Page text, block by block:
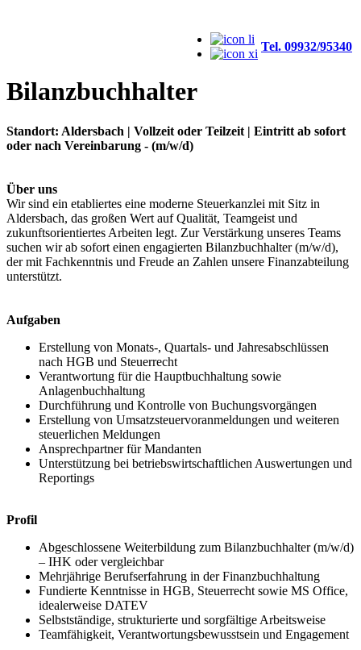
Tel. 09932/95340
Bilanzbuchhalter
Standort: Aldersbach | Vollzeit oder Teilzeit | Eintritt ab sofort
oder nach Vereinbarung - (m/w/d)
Über uns
Wir sind ein etabliertes eine moderne Steuerkanzlei mit Sitz in
Aldersbach, das großen Wert auf Qualität, Teamgeist und
zukunftsorientiertes Arbeiten legt. Zur Verstärkung unseres Teams
suchen wir ab sofort einen engagierten Bilanzbuchhalter (m/w/d),
der mit Fachkenntnis und Freude an Zahlen unsere Finanzabteilung
unterstützt.
Aufgaben
Erstellung von Monats-, Quartals- und Jahresabschlüssen
nach HGB und Steuerrecht
Verantwortung für die Hauptbuchhaltung sowie
Anlagenbuchhaltung
Durchführung und Kontrolle von Buchungsvorgängen
Erstellung von Umsatzsteuervoranmeldungen und weiteren
steuerlichen Meldungen
Ansprechpartner für Mandanten
Unterstützung bei betriebswirtschaftlichen Auswertungen und
Reportings
Profil
Abgeschlossene Weiterbildung zum Bilanzbuchhalter (m/w/d)
– IHK oder vergleichbar
Mehrjährige Berufserfahrung in der Finanzbuchhaltung
Fundierte Kenntnisse in HGB, Steuerrecht sowie MS Office,
idealerweise DATEV
Selbstständige, strukturierte und sorgfältige Arbeitsweise
Teamfähigkeit, Verantwortungsbewusstsein und Engagement